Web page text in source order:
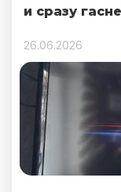
и сразу
26.06.2026